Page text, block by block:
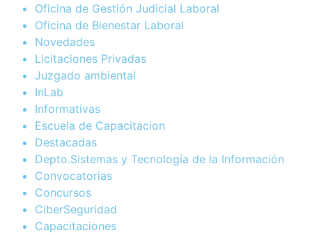
Oficina de Gestión Judicial Laboral
Oficina de Bienestar Laboral
Novedades
Licitaciones Privadas
Juzgado ambiental
InLab
Informativas
Escuela de Capacitacion
Destacadas
Depto.Sistemas y Tecnología de la Información
Convocatorias
Concursos
CiberSeguridad
Capacitaciones